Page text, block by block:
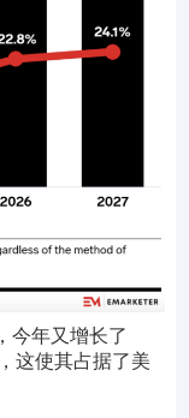
今年又增长了
这使其占据了美